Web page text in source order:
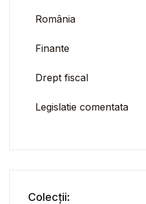
România
Finante
Drept fiscal
Legislatie comentata
Colecții: